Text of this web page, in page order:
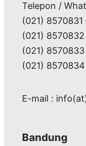
Telepon /
(021) 8570831
(021)
(021)
(021) 8570834
E-mail :
Bandung